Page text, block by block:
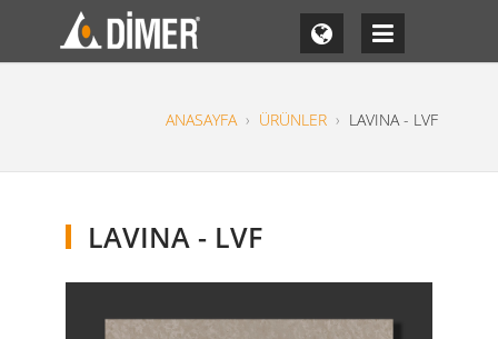
ANASAYFA › ÜRÜNLER › LAVINA - LVF
LAVINA - LVF